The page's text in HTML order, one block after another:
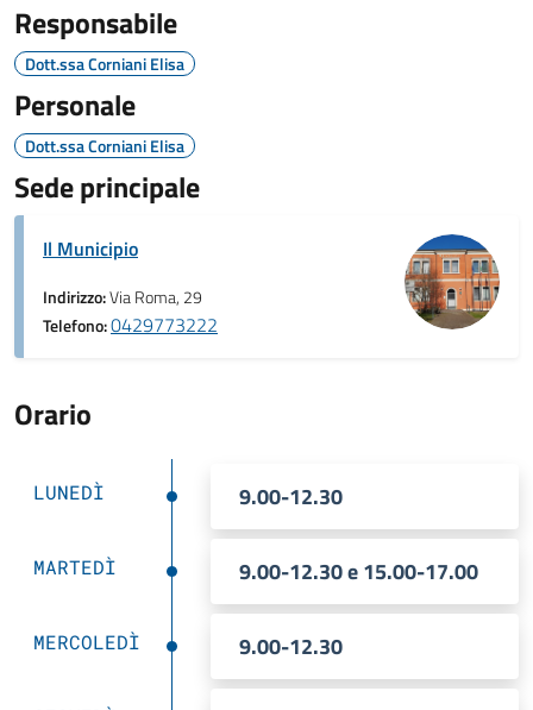
Responsabile
Dott.ssa Corniani Elisa
Personale
Dott.ssa Corniani Elisa
Sede principale
Il Municipio
Indirizzo:Via Roma, 29
Telefono:0429773222
Orario
LUNEDÌ 9.00-12.30
MARTEDÌ 9.00-12.30 e 15.00-17.00
MERCOLEDÌ 9.00-12.30